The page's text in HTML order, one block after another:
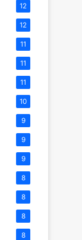
12
12
11
11
11
10
9
9
9
8
8
8
8